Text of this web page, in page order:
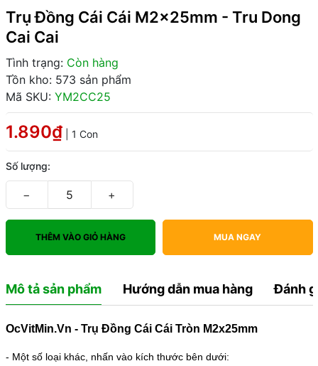
Trụ Đồng Cái Cái M2x25mm - Tru Dong
Cai Cai
Tình trạng: Còn hàng
Tồn kho: 573 sản phẩm
Mã SKU: YM2CC25
1.890₫ | 1 Con
Số lượng:
− +
THÊM VÀO GIỎ HÀNG MUA NGAY
Mô tả sản phẩm Hướng dẫn mua hàng Đánh
OcVitMin.Vn - Trụ Đồng Cái Cái Tròn M2x25mm
- Một số loại khác, nhấn vào kích thước bên dưới: